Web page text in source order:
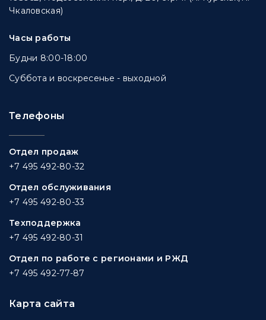
Чкаловская)
Часы работы
Будни 8:00-18:00
Суббота и воскресенье - выходной
Телефоны
Отдел продаж
+7 495 492-80-32
Отдел обслуживания
+7 495 492-80-33
Техподдержка
+7 495 492-80-31
Отдел по работе с регионами и РЖД
+7 495 492-77-87
Карта сайта